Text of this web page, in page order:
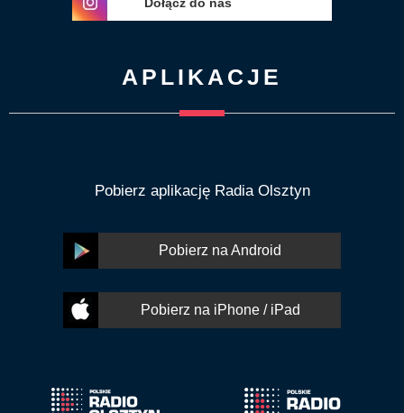
APLIKACJE
Pobierz aplikację Radia Olsztyn
Pobierz na Android
Pobierz na iPhone / iPad